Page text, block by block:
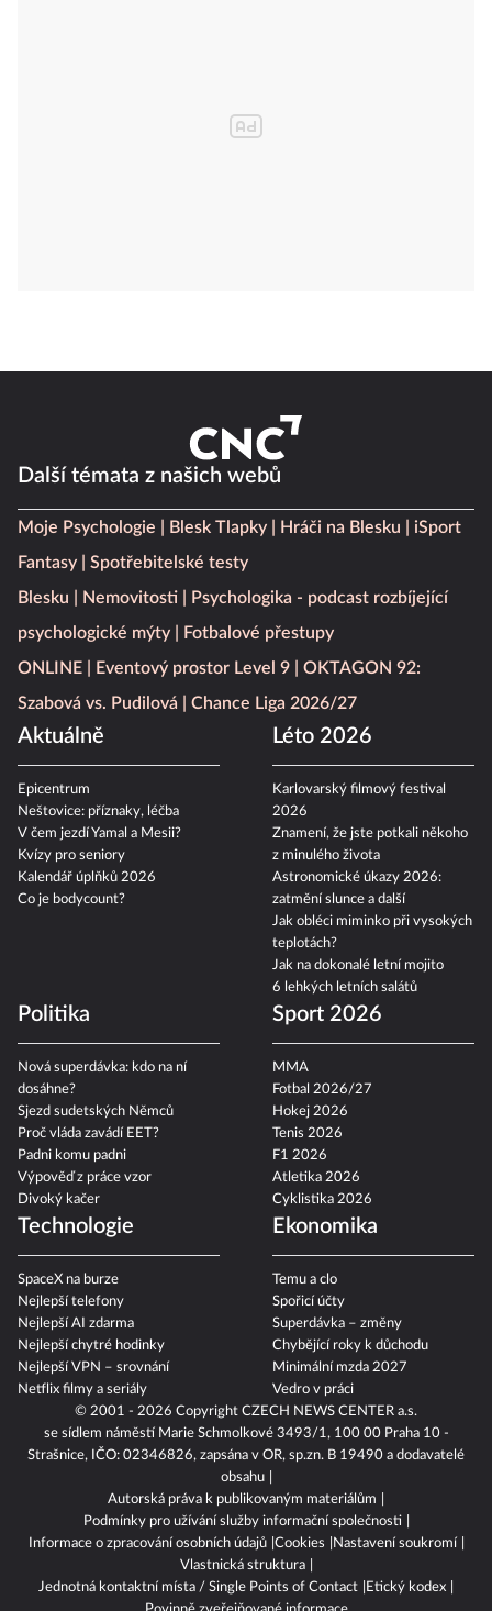
© 2001 - 2026 Copyright CZECH NEWS CENTER a.s.
se sídlem náměstí Marie Schmolkové 3493/1, 100 00 Praha 10 -
Strašnice, IČO: 02346826, zapsána v OR, sp.zn. B 19490 a dodavatelé
obsahu
Autorská práva k publikovaným materiálům
Podmínky pro užívání služby informační společnosti
Informace o zpracování osobních údajů Cookies
Nastavení soukromí
Vlastnická struktura
Jednotná kontaktní místa / Single Points of Contact
Etický kodex
Další témata z našich webů
Moje Psychologie Blesk Tlapky Hráči na Blesku
iSport
Fantasy
Spotřebitelské testy
Blesku
Nemovitosti
Psychologika - podcast rozbíjející
psychologické mýty
Fotbalové přestupy
ONLINE
Eventový prostor Level 9
OKTAGON 92:
Szabová vs. Pudilová
Chance Liga 2026/27
Aktuálně
Epicentrum
Neštovice: příznaky, léčba
V čem jezdí Yamal a Mesii?
Kvízy pro seniory
Kalendář úplňků 2026
Co je bodycount?
Léto 2026
Karlovarský filmový festival
2026
Znamení, že jste potkali někoho
z minulého života
Astronomické úkazy 2026:
zatmění slunce a další
Jak obléci miminko při vysokých
teplotách?
Jak na dokonalé letní mojito
6 lehkých letních salátů
Politika
Nová superdávka: kdo na ní
dosáhne?
Sjezd sudetských Němců
Proč vláda zavádí EET?
Padni komu padni
Výpověď z práce vzor
Divoký kačer
Sport 2026
MMA
Fotbal 2026/27
Hokej 2026
Tenis 2026
F1 2026
Atletika 2026
Cyklistika 2026
Technologie
SpaceX na burze
Nejlepší telefony
Nejlepší AI zdarma
Nejlepší chytré hodinky
Nejlepší VPN – srovnání
Netflix filmy a seriály
Ekonomika
Temu a clo
Spořicí účty
Superdávka – změny
Chybějící roky k důchodu
Minimální mzda 2027
Vedro v práci